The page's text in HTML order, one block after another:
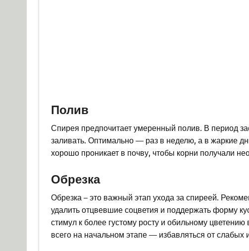
Полив
Спирея предпочитает умеренный полив. В период
заливать. Оптимально — раз в неделю, а в жаркие
хорошо проникает в почву, чтобы корни получали
Обрезка
Обрезка – это важный этап ухода за спиреей.
удалить отцвевшие соцветия и поддержать форму
стимул к более густому росту и обильному
всего на начальном этапе — избавляться от слабых